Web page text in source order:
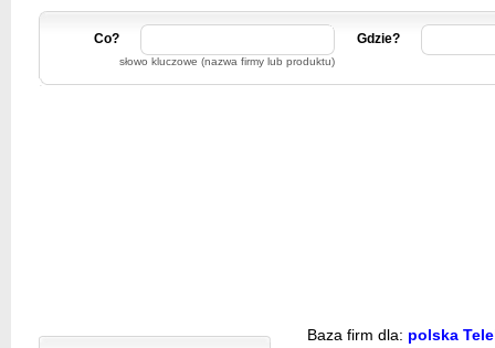
Co?
słowo kluczowe (nazwa firmy lub produktu)
Gdzie?
Baza firm dla: polska